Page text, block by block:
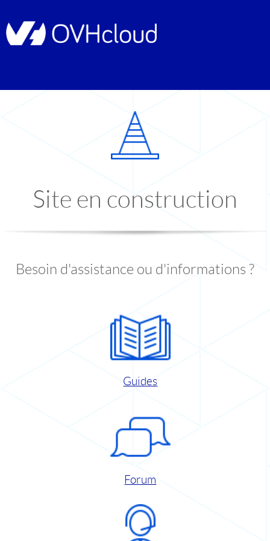
Site en construction
Besoin d'assistance ou d'informations ?
Guides
Forum